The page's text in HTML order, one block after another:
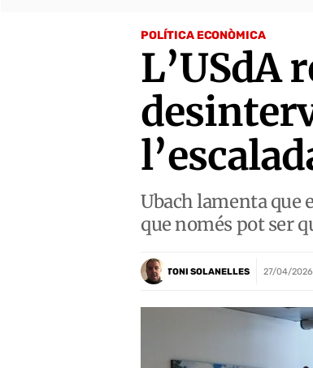
POLÍTICA ECONÒMICA
L’USdA
Ubach lamenta que
que només pot ser
TONI SOLANELLES 27/04/2026